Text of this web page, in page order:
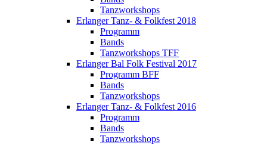
Tanzworkshops
Erlanger Tanz- & Folkfest 2018
Programm
Bands
Tanzworkshops TFF
Erlanger Bal Folk Festival 2017
Programm BFF
Bands
Tanzworkshops
Erlanger Tanz- & Folkfest 2016
Programm
Bands
Tanzworkshops